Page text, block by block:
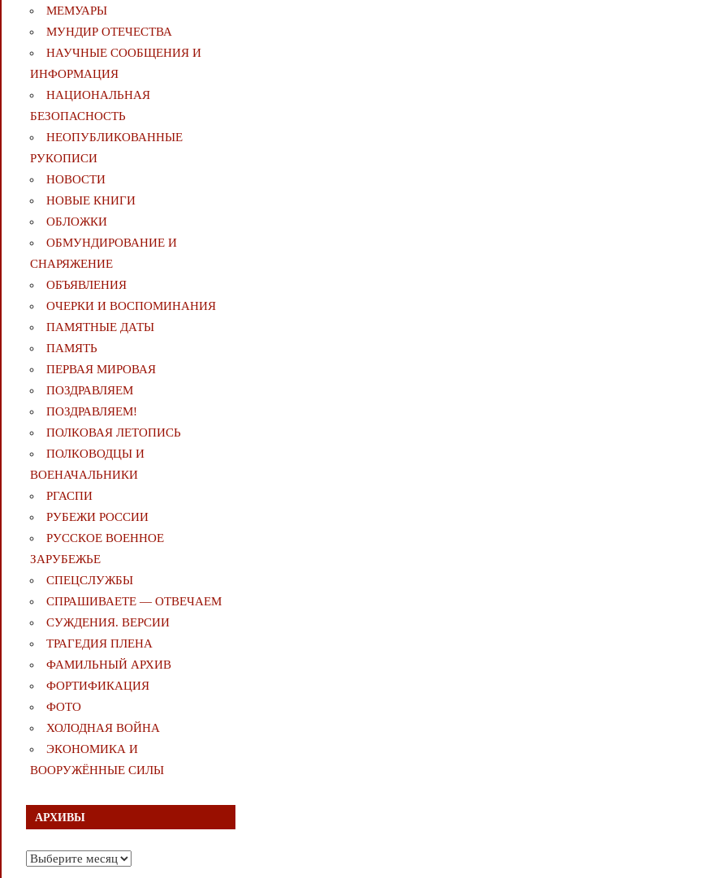
МЕМУАРЫ
МУНДИР ОТЕЧЕСТВА
НАУЧНЫЕ СООБЩЕНИЯ И
ИНФОРМАЦИЯ
НАЦИОНАЛЬНАЯ
БЕЗОПАСНОСТЬ
НЕОПУБЛИКОВАННЫЕ
РУКОПИСИ
НОВОСТИ
НОВЫЕ КНИГИ
ОБЛОЖКИ
ОБМУНДИРОВАНИЕ И
СНАРЯЖЕНИЕ
ОБЪЯВЛЕНИЯ
ОЧЕРКИ И ВОСПОМИНАНИЯ
ПАМЯТНЫЕ ДАТЫ
ПАМЯТЬ
ПЕРВАЯ МИРОВАЯ
ПОЗДРАВЛЯЕМ
ПОЗДРАВЛЯЕМ!
ПОЛКОВАЯ ЛЕТОПИСЬ
ПОЛКОВОДЦЫ И
ВОЕНАЧАЛЬНИКИ
РГАСПИ
РУБЕЖИ РОССИИ
РУССКОЕ ВОЕННОЕ
ЗАРУБЕЖЬЕ
СПЕЦСЛУЖБЫ
СПРАШИВАЕТЕ — ОТВЕЧАЕМ
СУЖДЕНИЯ. ВЕРСИИ
ТРАГЕДИЯ ПЛЕНА
ФАМИЛЬНЫЙ АРХИВ
ФОРТИФИКАЦИЯ
ФОТО
ХОЛОДНАЯ ВОЙНА
ЭКОНОМИКА И
ВООРУЖЁННЫЕ СИЛЫ
АРХИВЫ
Архивы